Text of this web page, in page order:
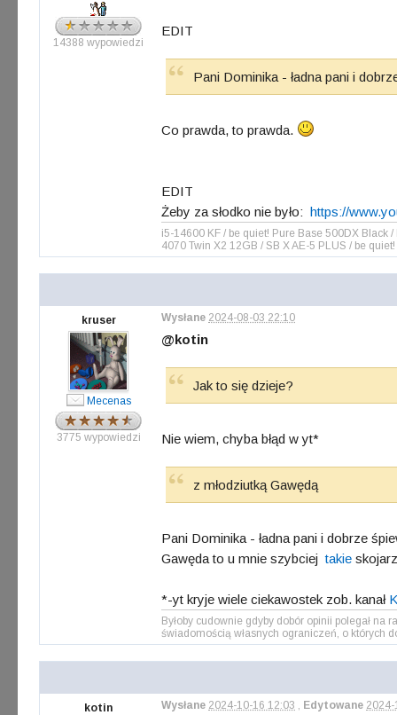
14388 wypowiedzi
EDIT
Pani Dominika - ładna pani i
Co prawda, to prawda.
EDIT
Żeby za słodko nie było: https://
i5-14600 KF / be quiet! Pure Base 500DX Black
4070 Twin X2 12GB / SB X AE-5 PLUS / be
kruser
Mecenas
3775 wypowiedzi
Wysłane 2024-08-03 22:10
@kotin
Jak to się dzieje?
Nie wiem, chyba błąd w yt*
z młodziutką Gawędą
Pani Dominika - ładna pani i dobrze
Gawęda to u mnie szybciejtakie
*-yt kryje wiele ciekawostek zob. kanał
Byłoby cudownie gdyby dobór opinii polegał
świadomością własnych ograniczeń, o których
kotin Wysłane 2024-10-16 12:03 , Edytowane